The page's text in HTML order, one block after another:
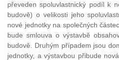
převeden spoluvlastnický podíl k
budově) o velikosti jeho
nové jednotky na společných
bude smlouva o výstavbě
budově. Druhým případem jsou
jednotky, a výstavbou přibude